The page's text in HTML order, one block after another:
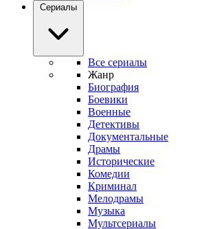
Сериалы
Все сериалы
Жанр
Биография
Боевики
Военные
Детективы
Документальные
Драмы
Исторические
Комедии
Криминал
Мелодрамы
Музыка
Мультсериалы